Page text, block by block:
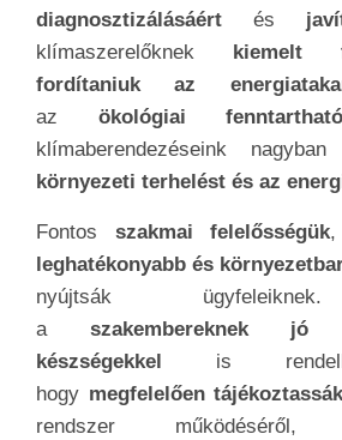
diagnosztizálásáért és
klímaszerelőknek kiemelt
fordítaniuk az
az ökológiai
klímaberendezéseink
környezeti terhelést és az
Fontos szakmai felelősségük,
leghatékonyabb és
nyújtsák
aszakembereknek jó
készségekkel is
hogy megfelelően
rendszer működéséről,